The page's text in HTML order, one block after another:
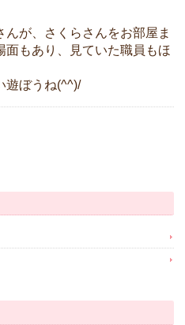
が、さくらさんをお部屋ま
面もあり、見ていた職員もほ
遊ぼうね(^^)/